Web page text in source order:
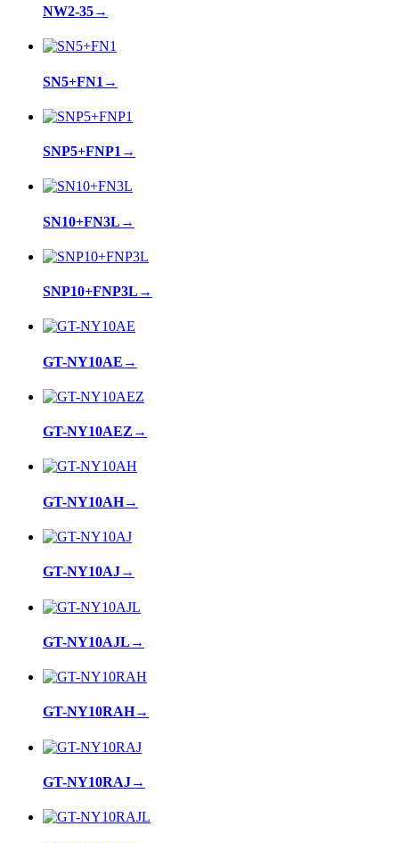
NW2-35→
SN5+FN1 →
SNP5+FNP1 →
SN10+FN3L →
SNP10+FNP3L →
GT-NY10AE →
GT-NY10AEZ →
GT-NY10AH→
GT-NY10AJ→
GT-NY10AJL →
GT-NY10RAH→
GT-NY10RAJ→